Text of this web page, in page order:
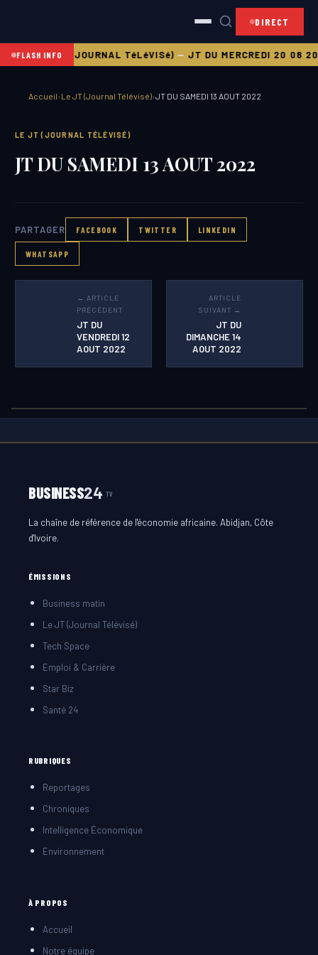
DIRECT
FLASH INFO
2025LE JT (JOURNAL TéLéVISé)—JT DU MERCREDI 20 08
Accueil› Le JT (Journal Télévisé)›JT DU SAMEDI 13 AOUT 2022
LE JT (JOURNAL TÉLÉVISÉ)
JT DU SAMEDI 13 AOUT 2022
PARTAGER FACEBOOK TWITTER LINKEDIN
WHATSAPP
← ARTICLE
PRÉCÉDENT
JT DU
VENDREDI 12
AOUT 2022
ARTICLE
SUIVANT →
JT DU
DIMANCHE 14
AOUT 2022
BUSINESS24 TV
La chaîne de référence de l'économie africaine. Abidjan, Côte
d'Ivoire.
ÉMISSIONS
Business matin
Le JT (Journal Télévisé)
Tech Space
Emploi & Carrière
Star Biz
Santé 24
RUBRIQUES
Reportages
Chroniques
Intelligence Économique
Environnement
À PROPOS
Accueil
Notre équipe